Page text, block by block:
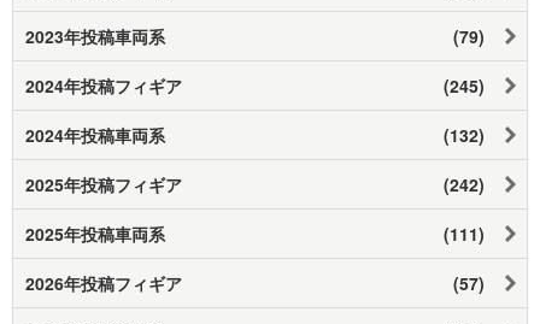
2023年投稿車両系 (79)
2024年投稿フィギア (245)
2024年投稿車両系 (132)
2025年投稿フィギア (242)
2025年投稿車両系 (111)
2026年投稿フィギア (57)